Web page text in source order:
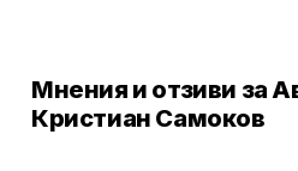
Мнения и отзиви за
Кристиан Самоков